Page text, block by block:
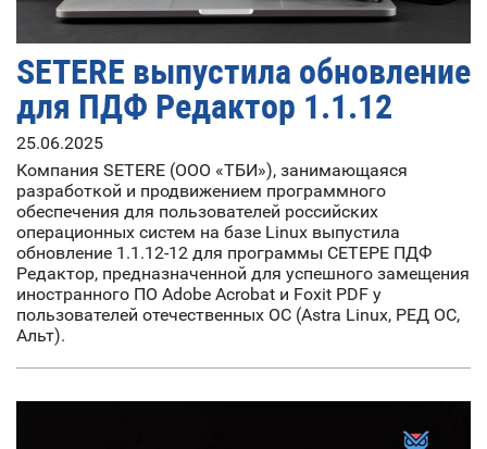
SETERE выпустила обновление
для ПДФ Редактор 1.1.12
25.06.2025
Компания SETERE (ООО «ТБИ»), занимающаяся
разработкой и продвижением программного
обеспечения для пользователей российских
операционных систем на базе Linux выпустила
обновление 1.1.12-12 для программы СЕТЕРЕ ПДФ
Редактор, предназначенной для успешного замещения
иностранного ПО Adobe Acrobat и Foxit PDF у
пользователей отечественных ОС (Astra Linux, РЕД ОС,
Альт).